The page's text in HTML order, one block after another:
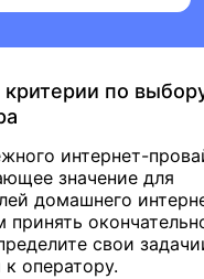
по
интернет-
значение для
домашнего
свои
оператору.